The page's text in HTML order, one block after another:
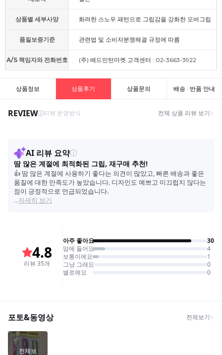
상품별 세부사양 화려한 스노우 패턴으로 그립감을 강화한 오버그립
품질보증기준 관련법 및 소비자분쟁해결 규정에 따름
A/S 책임자와 전화번호 (주) 배드민턴마켓 고객센터 : 02-3663-3922
상품정보 상품후기 상품문의 배송 · 반품 안내